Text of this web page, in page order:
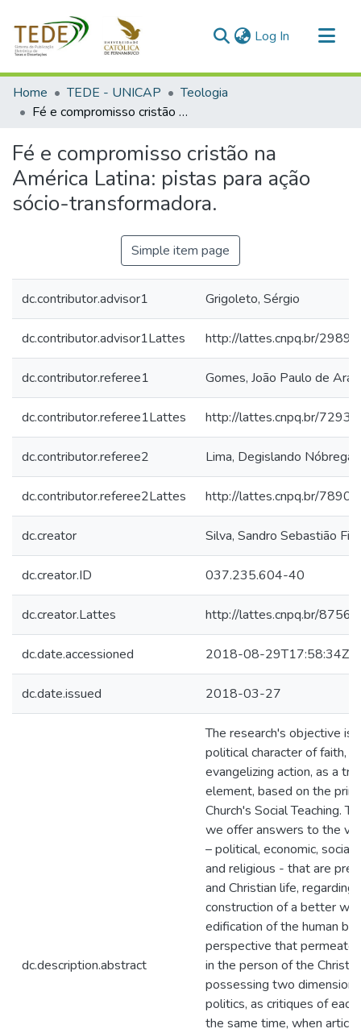
Log In (current)
Communities & Collections
All of DSpace
Home TEDE - UNICAP
Teologia
Fé e compromisso cristão na América Latina: pistas para ação sócio-transformadora.
Fé e compromisso cristão na
América Latina: pistas para ação
sócio-transformadora.
Simple item page
dc.contributor.advisor1 Grigoleto, Sérgio
dc.contributor.advisor1Lattes http://lattes.cnpq.br/
dc.contributor.referee1 Gomes, João Paulo de
dc.contributor.referee1Lattes http://lattes.cnpq.br/
dc.contributor.referee2 Lima, Degislando Nóbrega
dc.contributor.referee2Lattes http://lattes.cnpq.br/
dc.creator Silva, Sandro Sebastião
dc.creator.ID 037.235.604-40
dc.creator.Lattes http://lattes.cnpq.br/
dc.date.accessioned 2018-08-29T17:58:34Z
dc.date.issued 2018-03-27
dc.description.abstract
The research's objective is
political character of faith,
evangelizing action, as a
element, based on the
Church's Social Teaching.
we offer answers to the
– political, economic,
and religious - that are
and Christian life, regarding
construction of a better
edification of the human
perspective that
in the person of the
possessing two
politics, as critiques of
the same time, when